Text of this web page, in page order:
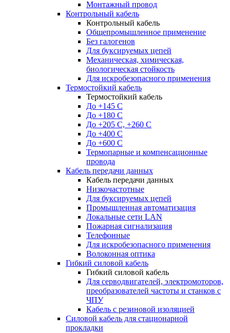
Монтажный провод
Контрольный кабель
Контрольный кабель
Общепромышленное применение
Без галогенов
Для буксируемых цепей
Механическая, химическая,
биологическая стойкость
Для искробезопасного применения
Термостойкий кабель
Термостойкий кабель
До +145 С
До +180 C
До +205 С, +260 С
До +400 C
До +600 С
Термопарные и компенсационные
провода
Кабель передачи данных
Кабель передачи данных
Низкочастотные
Для буксируемых цепей
Промышленная автоматизация
Локальные сети LAN
Пожарная сигнализация
Телефонные
Для искробезопасного применения
Волоконная оптика
Гибкий силовой кабель
Гибкий силовой кабель
Для серводвигателей, электромоторов,
преобразователей частоты и станков с
ЧПУ
Кабель с резиновой изоляцией
Силовой кабель для стационарной
прокладки